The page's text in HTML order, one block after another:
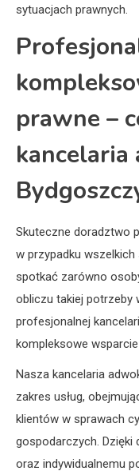
sytuacjach prawnych.
prawne –
kancelaria
Skuteczne doradztwo
w przypadku
spotkać zarówno
obliczu takiej potrzeby
profesjonalnej
kompleksowe
Nasza kancelaria
zakres usług,
klientów w sprawach
gospodarczych.
oraz indywidualnemu